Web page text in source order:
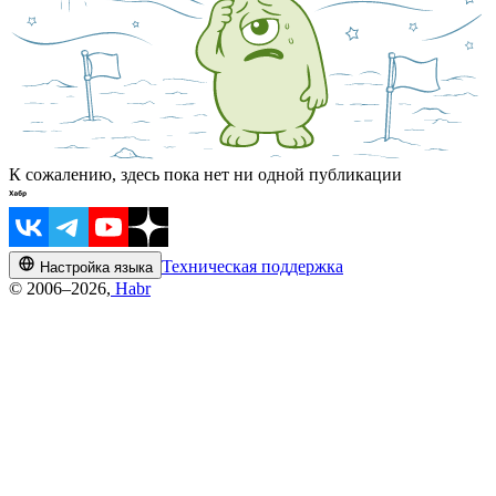
К сожалению, здесь пока нет ни одной публикации
Настройка языка Техническая поддержка
© 2006–2026, Habr